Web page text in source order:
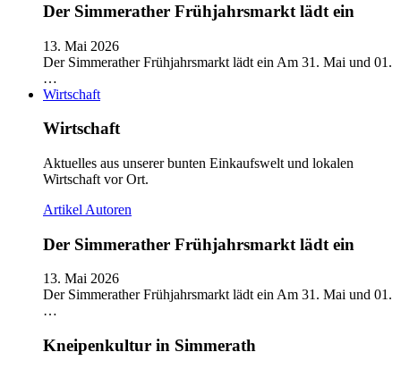
Der Simmerather Frühjahrsmarkt lädt ein
13. Mai 2026
Der Simmerather Frühjahrsmarkt lädt ein Am 31. Mai und 01.
…
Wirtschaft
Wirtschaft
Aktuelles aus unserer bunten Einkaufswelt und lokalen
Wirtschaft vor Ort.
Artikel Autoren
Der Simmerather Frühjahrsmarkt lädt ein
13. Mai 2026
Der Simmerather Frühjahrsmarkt lädt ein Am 31. Mai und 01.
…
Kneipenkultur in Simmerath